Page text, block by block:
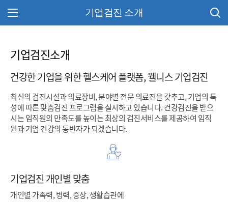
기업검진 소개
기업검진소개
건강한 기업을 위한 헬스케어 플랫폼, 웰니스 기업검진
최신의 검진시설과 의료장비, 분야별 전문 의료진을 갖추고, 기업의 특
성에 따른 맞춤검진 프로그램을 실시하고 있습니다. 건강검진을 받으
시는 임직원의 만족도를 높이는 최상의 검진서비스를 제공하여 임직
원과 기업 건강의 동반자가 되겠습니다.
기업검진 개인별 맞춤
개인별 가족력, 병력, 증상, 생활습관에